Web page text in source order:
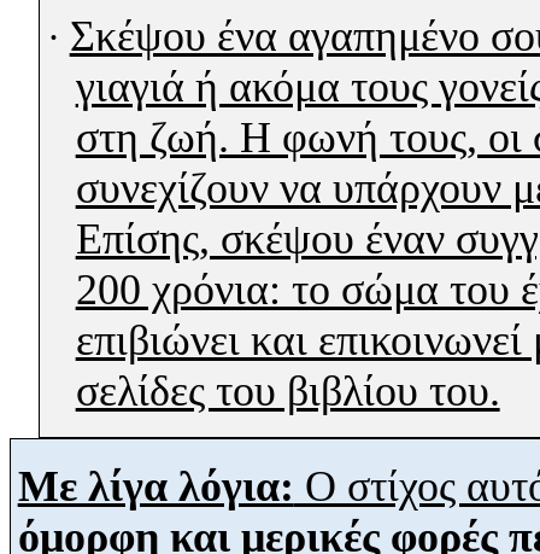
· Σκέψου ένα αγαπημένο
γιαγιά ή ακόμα τους
στη ζωή. Η φωνή τους, οι
συνεχίζουν να υπάρχουν
Επίσης, σκέψου έναν
200 χρόνια: το σώμα του
επιβιώνει και
σελίδες του βιβλίου του.
Με λίγα λόγια: Ο στίχος
όμορφη και μερικές φορές